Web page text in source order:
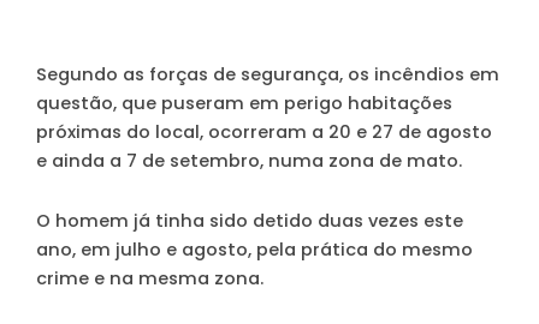
Segundo as forças de segurança, os incêndios em
questão, que puseram em perigo habitações
próximas do local, ocorreram a 20 e 27 de agosto
e ainda a 7 de setembro, numa zona de mato.
O homem já tinha sido detido duas vezes este
ano, em julho e agosto, pela prática do mesmo
crime e na mesma zona.